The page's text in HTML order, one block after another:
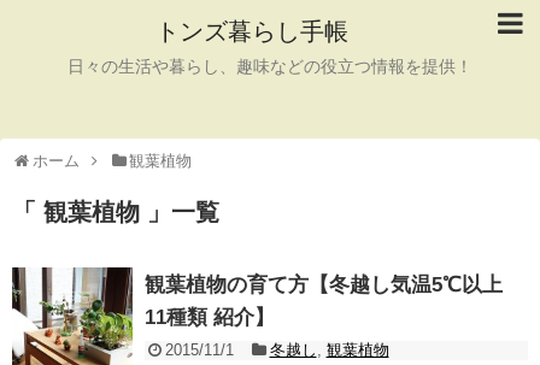
トンズ暮らし手帳
日々の生活や暮らし、趣味などの役立つ情報を提供！
ホーム 観葉植物
「 観葉植物 」一覧
観葉植物の育て方【冬越し気温5℃以上
11種類 紹介】
2015/11/1 冬越し , 観葉植物